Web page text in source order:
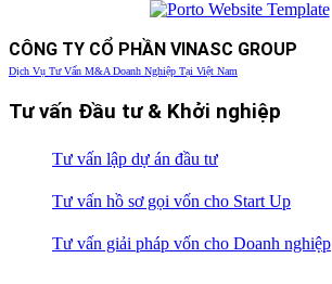
CÔNG TY CỔ PHẦN VINASC GROUP
Dịch Vụ Tư Vấn M&A Doanh Nghiệp Tại Việt Nam
Tư vấn Đầu tư & Khởi nghiệp
Tư vấn lập dự án đầu tư
Tư vấn hồ sơ gọi vốn cho Start Up
Tư vấn giải pháp vốn cho Doanh nghiệp